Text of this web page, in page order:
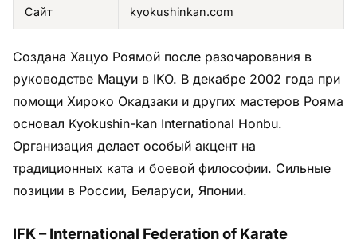
Сайт kyokushinkan.com
Создана Хацуо Роямой после разочарования в
руководстве Мацуи в IKO. В декабре 2002 года при
помощи Хироко Окадзаки и других мастеров Рояма
основал Kyokushin-kan International Honbu.
Организация делает особый акцент на
традиционных ката и боевой философии. Сильные
позиции в России, Беларуси, Японии.
IFK – International Federation of Karate